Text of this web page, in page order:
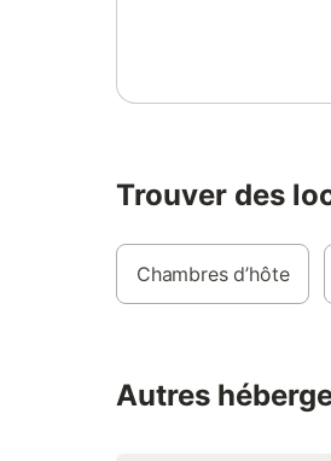
Veuillez noter: maison non-
Trouver des
Chambres d’hôte
Autres